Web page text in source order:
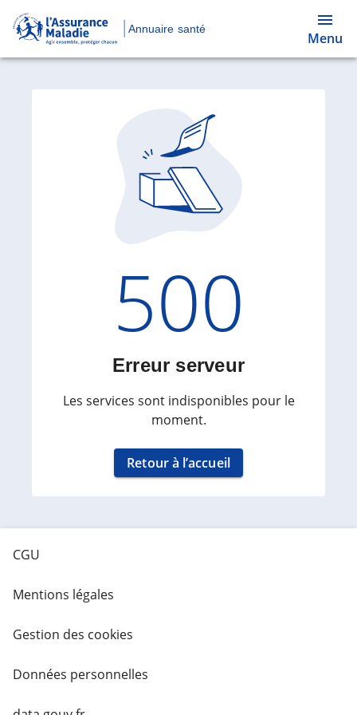
Annuaire santé
Menu
Code
500
Erreur serveur
Les services sont indisponibles pour le
moment.
Retour à l’accueil
CGU
Mentions légales
Gestion des cookies
Données personnelles